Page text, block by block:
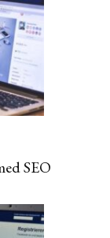
SEO